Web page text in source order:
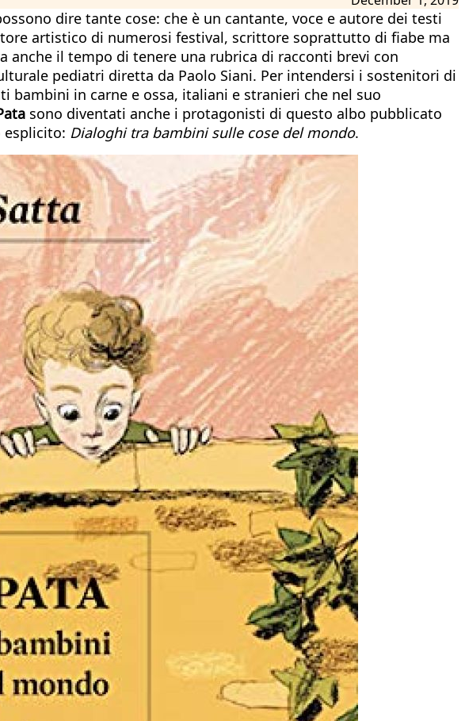
dire tante cose: che è un cantante, voce e autore dei testi
artistico di numerosi festival, scrittore soprattutto di fiabe ma
il tempo di tenere una rubrica di racconti brevi con
pediatri diretta da Paolo Siani. Per intendersi i sostenitori di
bambini in carne e ossa, italiani e stranieri che nel suo
sono diventati anche i protagonisti di questo albo pubblicato
esplicito: Dialoghi tra bambini sulle cose del mondo.